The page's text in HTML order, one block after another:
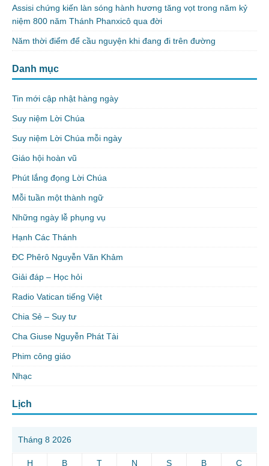
Assisi chứng kiến làn sóng hành hương tăng vọt trong năm kỷ
niệm 800 năm Thánh Phanxicô qua đời
Năm thời điểm để cầu nguyện khi đang đi trên đường
Danh mục
Tin mới cập nhật hàng ngày
Suy niệm Lời Chúa
Suy niệm Lời Chúa mỗi ngày
Giáo hội hoàn vũ
Phút lắng đọng Lời Chúa
Mỗi tuần một thành ngữ
Những ngày lễ phụng vụ
Hạnh Các Thánh
ĐC Phêrô Nguyễn Văn Khảm
Giải đáp – Học hỏi
Radio Vatican tiếng Việt
Chia Sẻ – Suy tư
Cha Giuse Nguyễn Phát Tài
Phim công giáo
Nhạc
Lịch
Tháng 8 2026
H B T N S B C